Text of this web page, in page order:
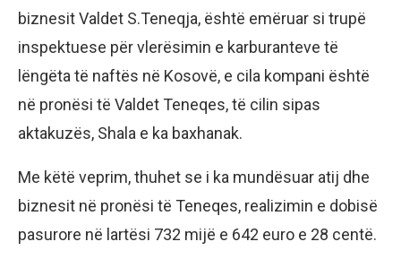
biznesit Valdet S.Teneqja, është emëruar si trupë
inspektuese për vlerësimin e karburanteve të
lëngëta të naftës në Kosovë, e cila kompani është
në pronësi të Valdet Teneqes, të cilin sipas
aktakuzës, Shala e ka baxhanak.
Me këtë veprim, thuhet se i ka mundësuar atij dhe
biznesit në pronësi të Teneqes, realizimin e dobisë
pasurore në lartësi 732 mijë e 642 euro e 28 centë.